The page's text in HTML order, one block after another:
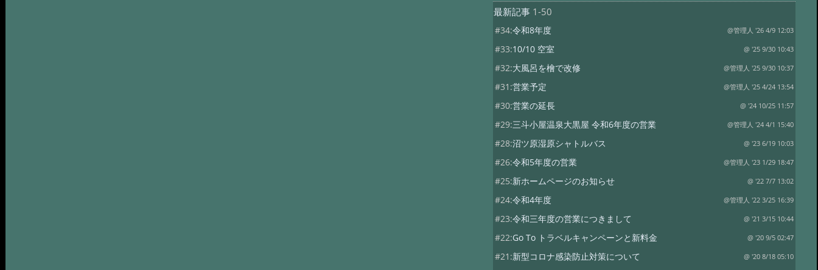
最新記事1-50
#34:令和8年度 @管理人 '26 4/9 12:03
#33:10/10 空室 @ '25 9/30 10:43
#32:大風呂を檜で改修 @管理人 '25 9/30 10:37
#31:営業予定 @管理人 '25 4/24 13:54
#30:営業の延長 @ '24 10/25 11:57
#29:三斗小屋温泉大黒屋 令和6年度の営業 @管理人 '24 4/1 15:40
#28:沼ツ原湿原シャトルバス @ '23 6/19 10:03
#26:令和5年度の営業 @管理人 '23 1/29 18:47
#25:新ホームページのお知らせ @ '22 7/7 13:02
#24:令和4年度 @管理人 '22 3/25 16:39
#23:令和三年度の営業につきまして @ '21 3/15 10:44
#22:Go To トラベルキャンペーンと新料金 @ '20 9/5 02:47
#21:新型コロナ感染防止対策について @ '20 8/18 05:10